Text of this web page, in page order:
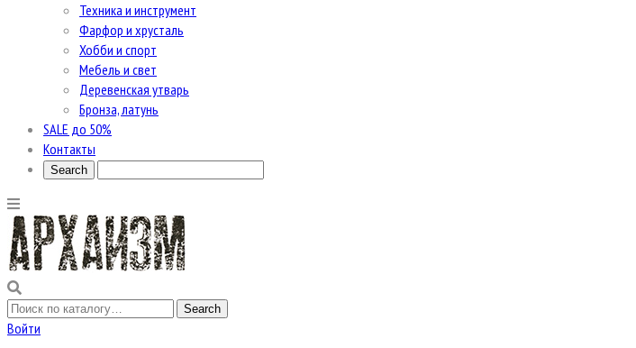
Техника и инструмент
Фарфор и хрусталь
Хобби и спорт
Мебель и свет
Деревенская утварь
Бронза, латунь
SALE до 50%
Контакты
Войти